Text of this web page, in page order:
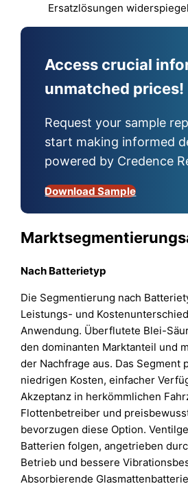
Ersatzlösungen
Access crucial
unmatched prices!
Request your sample
start making informed
powered by Credence
Download Sample
Nach Batterietyp
Die Segmentierung nach
Leistungs- und
Anwendung. Überflutete Blei-
den dominanten Marktanteil und
der Nachfrage aus. Das Segment
niedrigen Kosten, einfacher
Akzeptanz in herkömmlichen
Flottenbetreiber und
bevorzugen diese Option.
Batterien folgen, angetrieben
Betrieb und bessere
Absorbierende